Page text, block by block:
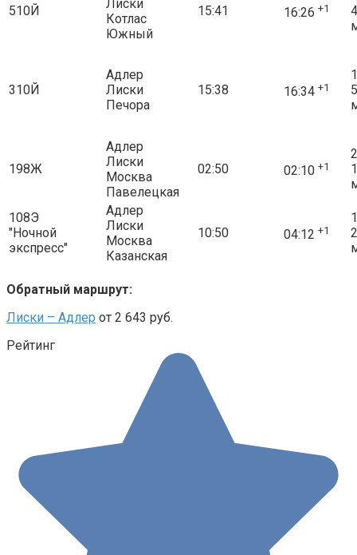
510Й
Лиски
Котлас
Южный
15:41 16:26 +1
310Й
Адлер
Лиски
Печора
15:38 16:34 +1
198Ж
Адлер
Лиски
Москва
Павелецкая
02:50 02:10 +1
108Э
"Ночной
экспресс"
Адлер
Лиски
Москва
Казанская
10:50 04:12 +1
Обратный маршрут:
Лиски – Адлер от 2 643 руб.
Рейтинг